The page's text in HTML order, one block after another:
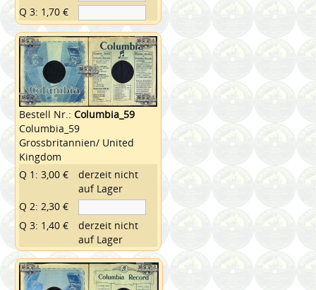
Q 3: 1,70 €
Bestell Nr.:Columbia_59
Columbia_59
Grossbritannien/ United
Kingdom
Q 1: 3,00 €
derzeit nicht
auf Lager
Q 2: 2,30 €
Q 3: 1,40 €
derzeit nicht
auf Lager